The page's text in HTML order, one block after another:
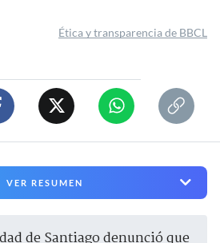
Ética y transparencia de BBCL
VER RESUMEN